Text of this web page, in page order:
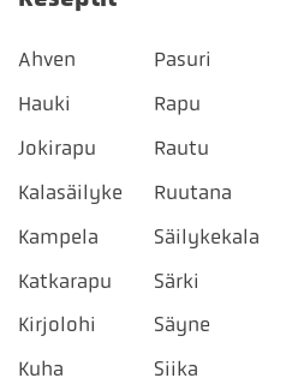
Ahven
Hauki
Jokirapu
Kalasäilyke
Kampela
Katkarapu
Kirjolohi
Kuha
Pasuri
Rapu
Rautu
Ruutana
Säilykekala
Särki
Säyne
Siika